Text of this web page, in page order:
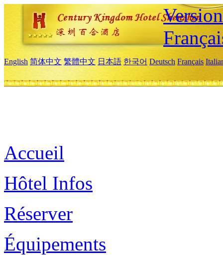
English 简体中文 繁體中文 日本語 한국어 Deutsch Français
Accueil
Hôtel Infos
Réserver
Équipements